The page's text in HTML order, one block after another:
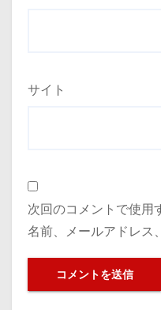
サイト
次回のコメントで使用
名前、メールアドレス